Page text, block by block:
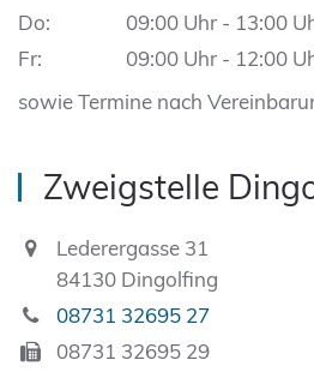
Do:
09:00 Uhr - 13:00
Fr:
09:00 Uhr - 12:00
sowie Termine nach
Zweigstelle
Lederergasse 31
84130 Dingolfing
08731 32695 27
08731 32695 29